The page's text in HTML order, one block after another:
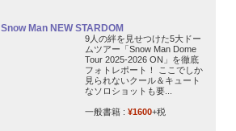
Snow Man NEW STARDOM
9人の絆を見せつけた5大ドー
ムツアー「Snow Man Dome
Tour 2025-2026 ON」を徹底
フォトレポート！ ここでしか
見られないクール＆キュート
なソロショットも要...
一般書籍 : ¥1600+税